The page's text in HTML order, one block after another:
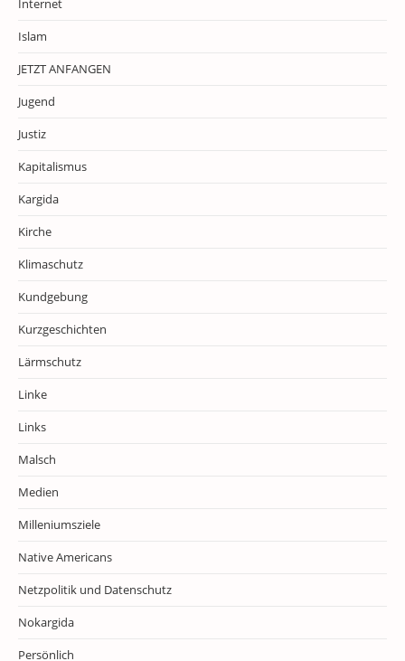
Internet
Islam
JETZT ANFANGEN
Jugend
Justiz
Kapitalismus
Kargida
Kirche
Klimaschutz
Kundgebung
Kurzgeschichten
Lärmschutz
Linke
Links
Malsch
Medien
Milleniumsziele
Native Americans
Netzpolitik und Datenschutz
Nokargida
Persönlich